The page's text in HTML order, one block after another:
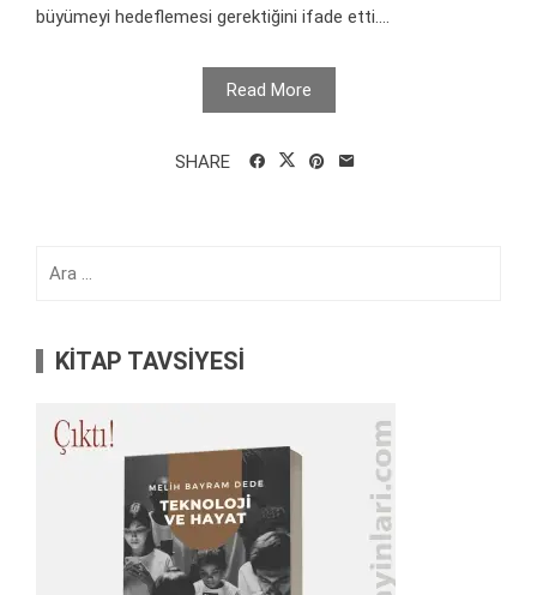
büyümeyi hedeflemesi gerektiğini ifade etti....
Read More
SHARE
KİTAP TAVSİYESİ